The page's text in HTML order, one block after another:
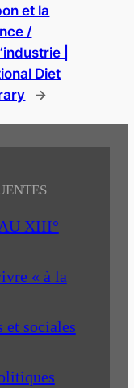
et la
/
|
Diet
→
XIII°
« à la
et sociales